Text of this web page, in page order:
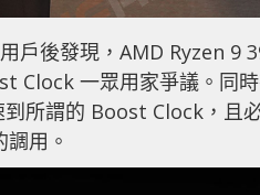
後發現，AMD Ryzen 9
Clock 一眾用家爭議。同
所謂的 Boost Clock，且
用。